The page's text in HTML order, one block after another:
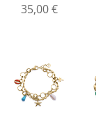
35,00€